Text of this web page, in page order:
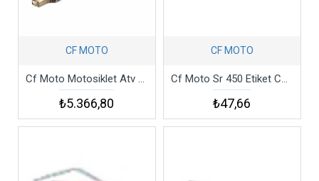
CF MOTO
Cf Moto Motosiklet Atv Utv Oksijen Sensörü
₺5.366,80
CF MOTO
Cf Moto Sr 450 Etiket Csr4
₺47,66